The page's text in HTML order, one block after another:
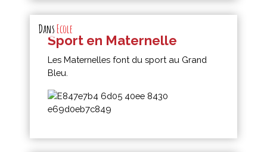
DansEcole
Sport en Maternelle
Les Maternelles font du sport au Grand
Bleu.